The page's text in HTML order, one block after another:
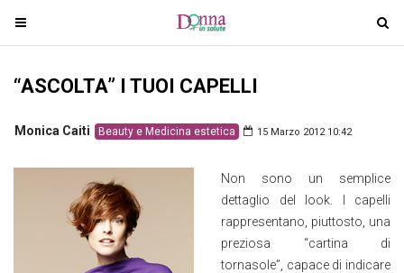
T
o
g
e
T
o
a
v
i
g
a
“ASCOLTA” I TUOI CAPELLI
Monica Caiti Beauty e Medicina estetica 15 Marzo 2012 10:42
Non sono un semplice
dettaglio del look. I capelli
rappresentano, piuttosto, una
preziosa “cartina di
tornasole”, capace di indicare